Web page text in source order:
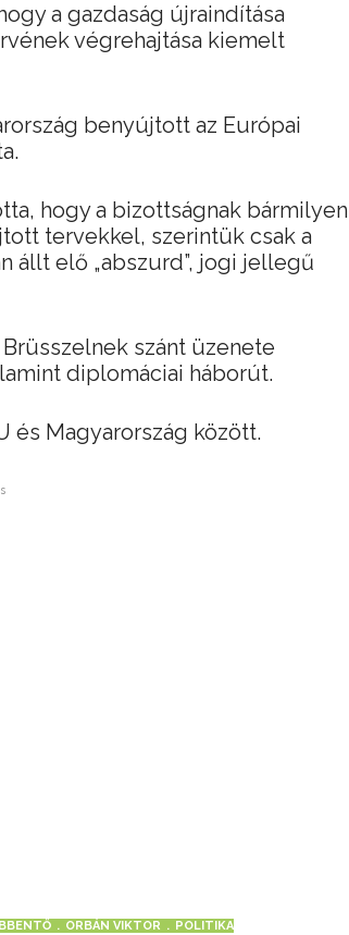
a gazdaság újraindítása
végrehajtása kiemelt
benyújtott az Európai
hogy a bizottságnak bármilyen
tervekkel, szerintük csak a
állt elő „abszurd”, jogi jellegű
szánt üzenete
diplomáciai háborút.
és Magyarország között.
ORBÁN VIKTOR POLITIKA